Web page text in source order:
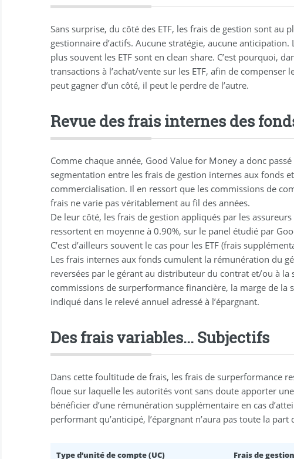
Sans surprise, du côté des ETF, les frais de gestion sont au
gestionnaire d’actifs. Aucune stratégie, aucune
plus souvent les ETF sont en clean share. C’est pourquoi,
transactions à l’achat/vente sur les ETF, afin de
peut gagner d’un côté, il peut le perdre de l’autre.
Revue des frais internes des
Comme chaque année, Good Value for Money a donc
segmentation entre les frais de gestion internes aux fonds
commercialisation. Il en ressort que les commissions de
frais ne varie pas véritablement au fil des années.
De leur côté, les frais de gestion appliqués par les
ressortent en moyenne à 0.90%, sur le panel étudié par
C’est d’ailleurs souvent le cas pour les ETF (frais
Les frais internes aux fonds cumulent la rémunération du
reversées par le gérant au distributeur du contrat et/ou à la
commissions de surperformance financière, la marge de
indiqué dans le relevé annuel adressé à l’épargnant.
Des frais variables... Subjectifs
Dans cette foultitude de frais, les frais de surperformance
floue sur laquelle les autorités vont sans doute apporter
bénéficier d’une rémunération supplémentaire en cas
performant qu’anticipé, l’épargnant n’aura pas toute la
Type d’unité de compte (UC) Frais de gestion